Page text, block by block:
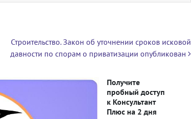
Строительство. Закон об уточнении сроков исковой
давности по спорам о приватизации опубликован
Получите
пробный доступ
к Консультант
Плюс на 2 дня